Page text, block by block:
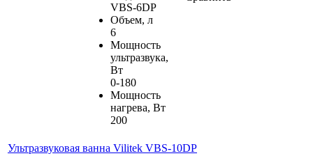
VBS-6DP
Объем, л
6
Мощность
ультразвука,
Вт
0-180
Мощность
нагрева, Вт
200
Ультразвуковая ванна Vilitek VBS-10DP